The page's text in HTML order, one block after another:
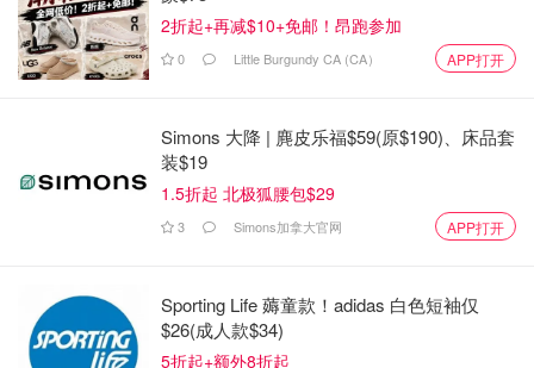
2折起+再减$10+免邮！昂跑参加
0 Little Burgundy CA (CA） APP打开
Simons 大降 | 麂皮乐福$59(原$190)、床品套
装$19
1.5折起 北极狐腰包$29
3 Simons加拿大官网 APP打开
Sporting Life 薅童款！adidas 白色短袖仅
$26(成人款$34)
5折起+额外8折起